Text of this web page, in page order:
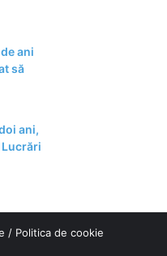
ani
să
ani,
/ Politica de cookie